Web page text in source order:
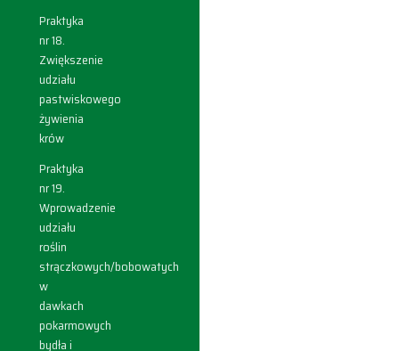
Praktyka
nr 18.
Zwiększenie
udziału
pastwiskowego
żywienia
krów
Praktyka
nr 19.
Wprowadzenie
udziału
roślin
strączkowych/bobowatych
w
dawkach
pokarmowych
bydła i